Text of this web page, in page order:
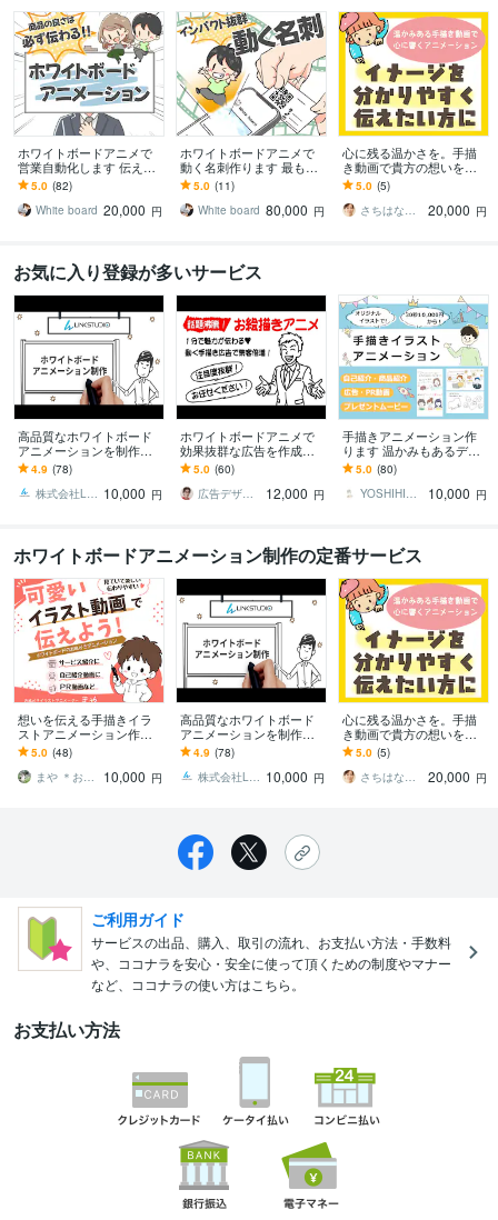
ホワイトボードアニメで
営業自動化します 伝えた
い想いを、伝わるカタチ
に翻訳しませんか？
5.0 (82)
White board 20,000 円
ホワイトボードアニメで
動く名刺作ります 最も頼
れるあなたの相棒 ✨ あな
たの魅力をしっかり伝え
ます！
5.0 (11)
White board 80,000 円
心に残る温かさを。手描
き動画で貴方の想いを伝
えます 商用利用可！著作
権対応！丁寧なヒアリン
グで本質を引き出します
5.0 (5)
さちはな工房
20,000 円
お気に入り登録が多いサービス
高品質なホワイトボード
アニメーションを制作し
ます 3～5日で迅速に制作
可能！企業PR・広告・Yo
uTube 等
4.9 (78)
株式会社LinkStudio 10,000 円
ホワイトボードアニメで
効果抜群な広告を作成し
ます PRやサービス紹介動
画，結婚式のオープニン
グムービー等に最適
5.0 (60)
広告デザイン・アニメーション／シュレック
12,000 円
手描きアニメーション作
ります 温かみもあるデジ
タル手描きでハイクオリ
ティ！
5.0 (80)
YOSHIHIKA こしあん
10,000 円
ホワイトボードアニメーション制作の定番サービス
想いを伝える手描きイラ
ストアニメーション作成
します 温かみあふれる手
描きイラストで差別化！
原稿作りもお手伝い！
5.0 (48)
まや ＊おえかきイラストアニメーション＊
10,000 円
高品質なホワイトボード
アニメーションを制作し
ます 3～5日で迅速に制作
可能！企業PR・広告・Yo
uTube 等
4.9 (78)
株式会社LinkStudio 10,000 円
心に残る温かさを。手描
き動画で貴方の想いを伝
えます 商用利用可！著作
権対応！丁寧なヒアリン
グで本質を引き出します
5.0 (5)
さちはな工房
20,000 円
ご利用ガイド
サービスの出品、購入、取引の流れ、お支払い方法・手数料
や、ココナラを安心・安全に使って頂くための制度やマナー
など、ココナラの使い方はこちら。
お支払い方法